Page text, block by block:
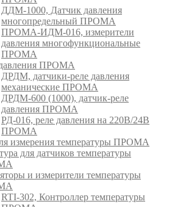
ДДМ-1000, Датчик давления
многопредельный ПРОМА
ПРОМА-ИДМ-016, измерители
давления многофункциональные
ПРОМА
ПРОМА
ДРДМ, датчики-реле давления
механические ПРОМА
ДРДМ-600 (1000), датчик-реле
давления ПРОМА
РД-016, реле давления на 220В/24В
ПРОМА
измерения температуры ПРОМА
для датчиков температуры
и измерители температуры
RTI-302, Контроллер температуры